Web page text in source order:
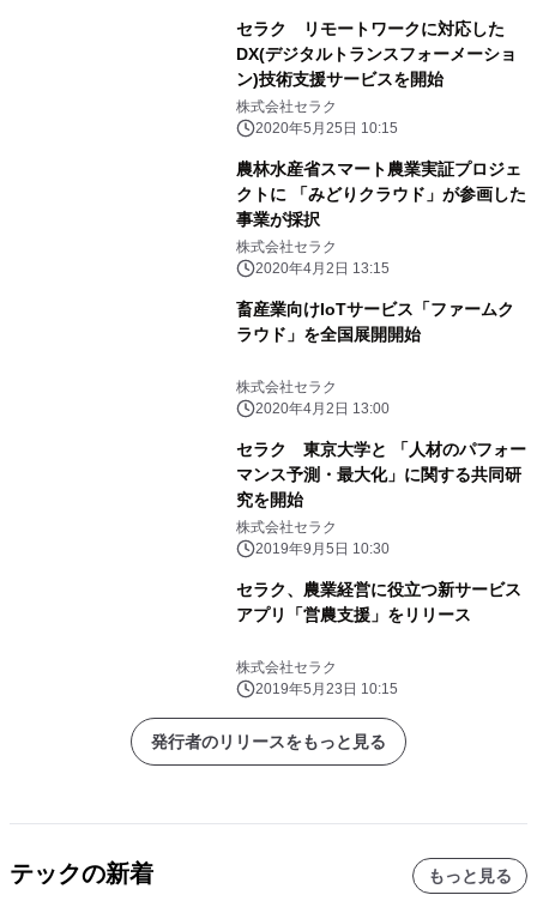
セラク リモートワークに対応した
DX(デジタルトランスフォーメーショ
ン)技術支援サービスを開始
株式会社セラク
2020年5月25日 10:15
農林水産省スマート農業実証プロジェ
クトに 「みどりクラウド」が参画した
事業が採択
株式会社セラク
2020年4月2日 13:15
畜産業向けIoTサービス「ファームク
ラウド」を全国展開開始
株式会社セラク
2020年4月2日 13:00
セラク 東京大学と 「人材のパフォー
マンス予測・最大化」に関する共同研
究を開始
株式会社セラク
2019年9月5日 10:30
セラク、農業経営に役立つ新サービス
アプリ「営農支援」をリリース
株式会社セラク
2019年5月23日 10:15
発行者のリリースをもっと見る
テックの新着 もっと見る